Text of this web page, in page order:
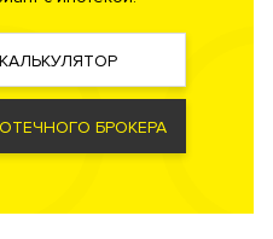
продажи
БРОКЕРА